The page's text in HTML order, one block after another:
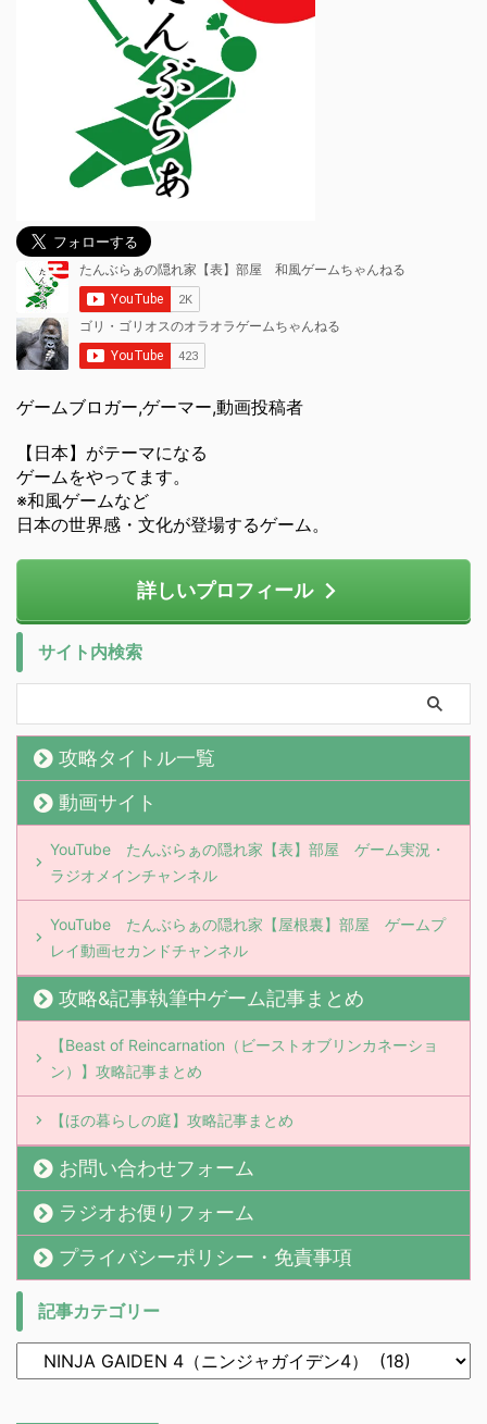
ゲームブロガー,ゲーマー,動画投稿者
【日本】がテーマになる
ゲームをやってます。
※和風ゲームなど
日本の世界感・文化が登場するゲーム。
詳しいプロフィール
サイト内検索
攻略タイトル一覧
動画サイト
YouTube たんぶらぁの隠れ家【表】部屋 ゲーム実況・
ラジオメインチャンネル
YouTube たんぶらぁの隠れ家【屋根裏】部屋 ゲームプ
レイ動画セカンドチャンネル
攻略&記事執筆中ゲーム記事まとめ
【Beast of Reincarnation（ビーストオブリンカネーショ
ン）】攻略記事まとめ
【ほの暮らしの庭】攻略記事まとめ
お問い合わせフォーム
ラジオお便りフォーム
プライバシーポリシー・免責事項
記事カテゴリー